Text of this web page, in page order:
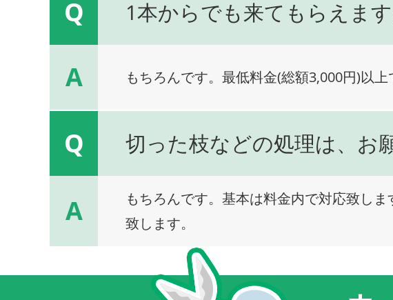
Q 1本からでも来てもらえま
A もちろんです。最低料金(総額3,000円)以上
Q 切った枝などの処理は、お
A
もちろんです。基本は料金内で対応致し
致します。